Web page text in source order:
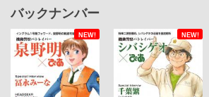
バックナンバー
NEW! NEW!